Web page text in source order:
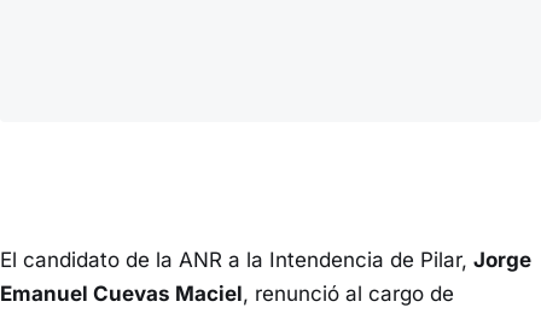
El candidato de la ANR a la Intendencia de Pilar, Jorge
Emanuel Cuevas Maciel, renunció al cargo de